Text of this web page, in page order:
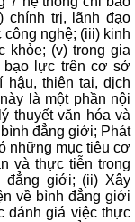
chính trị, lãnh đạo
công nghệ; (iii) kinh
khỏe; (v) trong gia
bạo lực trên cơ sở
thiên tai, dịch
là một phần nội
thuyết văn hóa và
đẳng giới; Phát
những mục tiêu cơ
và thực tiễn trong
đẳng giới; (ii) Xây
về bình đẳng giới
đánh giá việc thực